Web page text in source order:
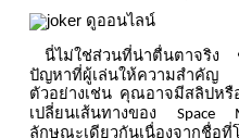
นี่ไม่ใช่ส่วนที่น่าตื่นตาจริง
ปัญหาที่ผู้เล่นให้ความสำคัญ
ตัวอย่างเช่น คุณอาจมีสลิปหรื
เปลี่ยนเส้นทางของ Space
ลักษณะเดียวกันเนื่องจากชื่อที่